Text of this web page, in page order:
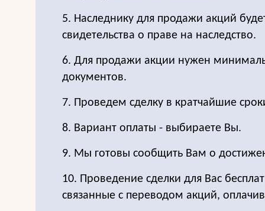
5. Наследнику для продажи акций
свидетельства о праве на наследство.
6. Для продажи акции нужен
документов.
7. Проведем сделку в кратчайшие
8. Вариант оплаты - выбираете Вы.
9. Мы готовы сообщить Вам о
10. Проведение сделки для Вас
связанные с переводом акций,